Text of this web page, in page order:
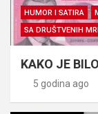
HUMOR I SATIRA
SA DRUŠTVENIH
KAKO JE
5 godina ago